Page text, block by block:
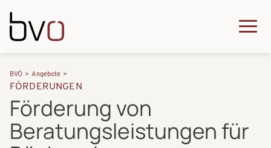
k
m
u
p
P
f
a
d
BVÖ Angebote
FÖRDERUNGEN
Förderung von
Beratungsleistungen für